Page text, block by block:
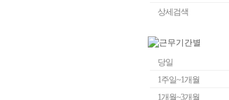
상세검색
당일
1주일~1개월
1개월~3개월